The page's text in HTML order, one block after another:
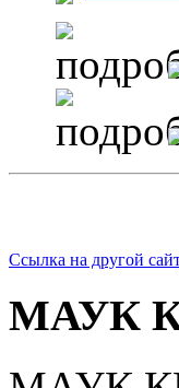
Ссылка на другой
МАУК